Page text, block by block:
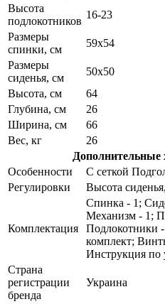
Высота
подлокотников
16-23
Размеры
спинки, см
59х54
Размеры
сиденья, см
50х50
Высота, см
64
Глубина, см
26
Ширина, см
66
Вес, кг
26
Дополнительные
Особенности
С сеткой
Регулировки
Высота
Комплектация
Спинка - 1;
Механизм - 1;
Подлокотники
комплект;
Инструкция по
Страна
регистрации
бренда
Украина